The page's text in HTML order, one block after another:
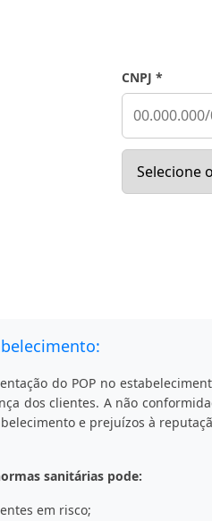
CNPJ *
do POP no
dos clientes. A não
e prejuízos à
sanitárias pode:
em risco;